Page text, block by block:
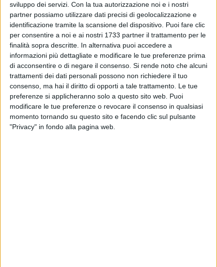
sviluppo dei servizi. Con la tua autorizzazione noi e i nostri
partner possiamo utilizzare dati precisi di geolocalizzazione e
identificazione tramite la scansione del dispositivo. Puoi fare clic
per consentire a noi e ai nostri 1733 partner il trattamento per le
finalità sopra descritte. In alternativa puoi accedere a
informazioni più dettagliate e modificare le tue preferenze prima
di acconsentire o di negare il consenso. Si rende noto che alcuni
trattamenti dei dati personali possono non richiedere il tuo
consenso, ma hai il diritto di opporti a tale trattamento. Le tue
preferenze si applicheranno solo a questo sito web. Puoi
modificare le tue preferenze o revocare il consenso in qualsiasi
momento tornando su questo sito e facendo clic sul pulsante
"Privacy" in fondo alla pagina web.
Torna anche quest'anno il 35esimo concerto di primavera
"Giuseppe Gagliardi", in ricordo di Giuseppe Gagliardi, che si
terrà il prossimo 12 giugno alle ore 20:30 presso la Sala
Innocenzo XII di Spinazzola.